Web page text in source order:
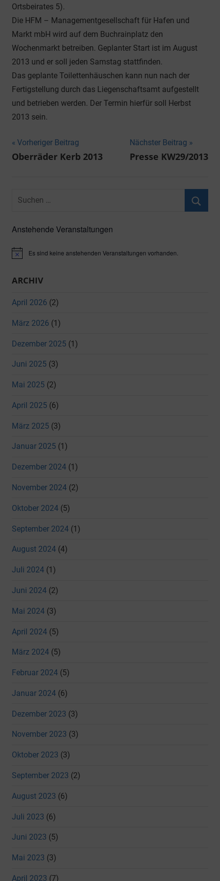
Ortsbeirates 5).
Die HFM – Managementgesellschaft für Hafen und
Markt mbH wird auf dem Buchrainplatz den
Wochenmarkt betreiben. Geplanter Start ist im August
2013 und er soll jeden Samstag stattfinden.
Das geplante Toilettenhäuschen kann nun nach der
Fertigstellung durch das Liegenschaftsamt aufgestellt
und betrieben werden. Der Termin hierfür soll Herbst
2013 sein.
Beitragsnavigation
Vorheriger Beitrag
Oberräder Kerb 2013
Nächster Beitrag
Presse KW29/2013
Suchen
Anstehende Veranstaltungen
HinweisEs sind keine anstehenden Veranstaltungen vorhanden.
ARCHIV
April 2026 (2)
März 2026 (1)
Dezember 2025 (1)
Juni 2025 (3)
Mai 2025 (2)
April 2025 (6)
März 2025 (3)
Januar 2025 (1)
Dezember 2024 (1)
November 2024 (2)
Oktober 2024 (5)
September 2024 (1)
August 2024 (4)
Juli 2024 (1)
Juni 2024 (2)
Mai 2024 (3)
April 2024 (5)
März 2024 (5)
Februar 2024 (5)
Januar 2024 (6)
Dezember 2023 (3)
November 2023 (3)
Oktober 2023 (3)
September 2023 (2)
August 2023 (6)
Juli 2023 (6)
Juni 2023 (5)
Mai 2023 (3)
April 2023 (7)